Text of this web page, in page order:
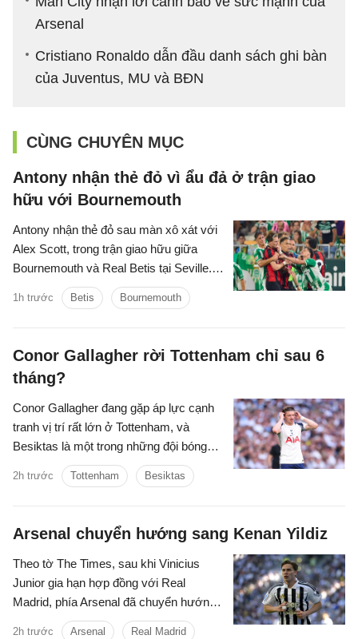
Arsenal
Cristiano Ronaldo dẫn đầu danh sách ghi bàn
của Juventus, MU và BĐN
CÙNG CHUYÊN MỤC
Antony nhận thẻ đỏ vì ẩu đả ở trận giao
hữu với Bournemouth
Antony nhận thẻ đỏ sau màn xô xát với
Alex Scott, trong trận giao hữu giữa
Bournemouth và Real Betis tại Seville.
Hai đội hòa nhau 2-2 sau 90 phút.
1h trước Betis Bournemouth
Conor Gallagher rời Tottenham chỉ sau 6
tháng?
Conor Gallagher đang gặp áp lực cạnh
tranh vị trí rất lớn ở Tottenham, và
Besiktas là một trong những đội bóng
quan tâm đến chữ ký của anh.
2h trước Tottenham Besiktas
Arsenal chuyển hướng sang Kenan Yildiz
Theo tờ The Times, sau khi Vinicius
Junior gia hạn hợp đồng với Real
Madrid, phía Arsenal đã chuyển hướng
sang Kenan Yildiz của Juventus.
2h trước Arsenal Real Madrid